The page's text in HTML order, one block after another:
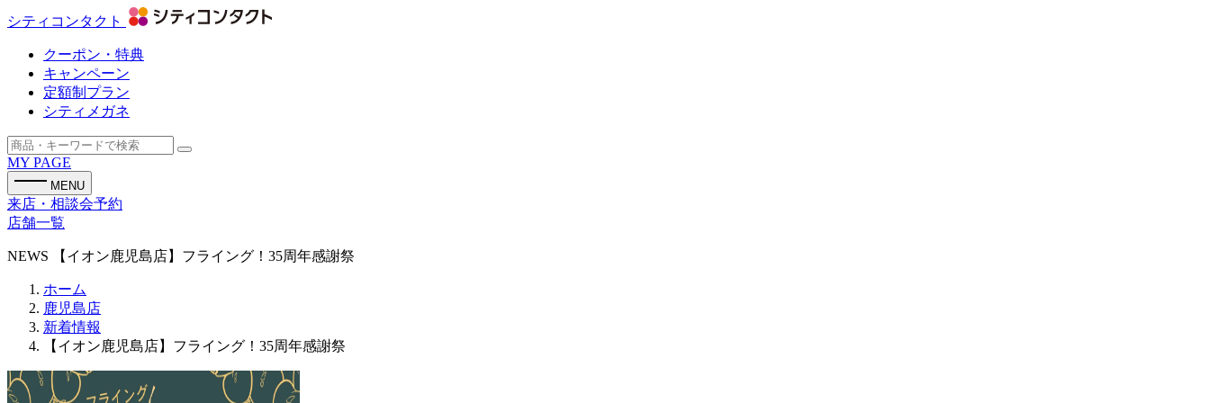
シティコンタクト
クーポン・特典
キャンペーン
定額制プラン
シティメガネ
MY PAGE
MENU
来店・相談会予約
店舗一覧
NEWS 【イオン鹿児島店】フライング！35周年感謝祭
ホーム
鹿児島店
新着情報
【イオン鹿児島店】フライング！35周年感謝祭